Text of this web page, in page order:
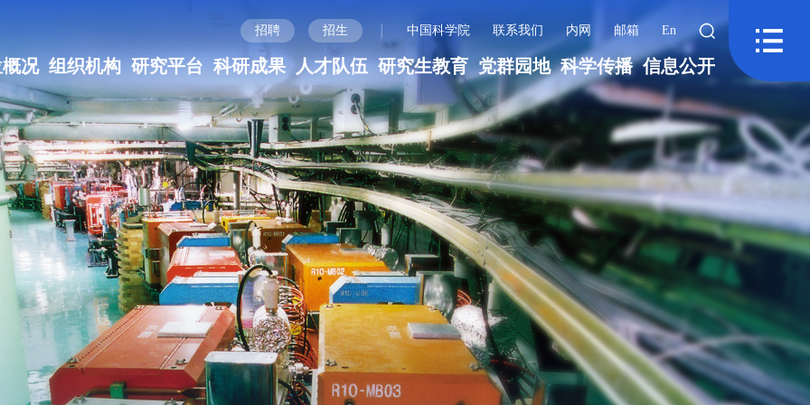
招聘 招生 | 中国科学院 联系我们 内网 邮箱 En
况 组织机构 研究平台 科研成果 人才队伍 研究生教育 党群园地 科学传播 信息公开